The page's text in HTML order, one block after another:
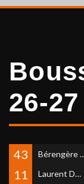
26-27
43 Bérengère JUVENT
11 Laurent DAUVILLEE